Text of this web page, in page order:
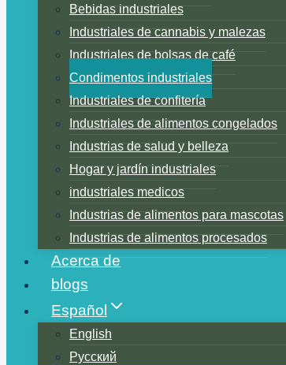
Bebidas industriales
Industriales de cannabis y malezas
Industriales de bolsas de café
Condimentos industriales
Industriales de confitería
Industriales de alimentos congelados
Industrias de salud y belleza
Hogar y jardín industriales
industriales medicos
Industrias de alimentos para mascotas
Industrias de alimentos procesados
Acerca de
blogs
Español
English
Русский